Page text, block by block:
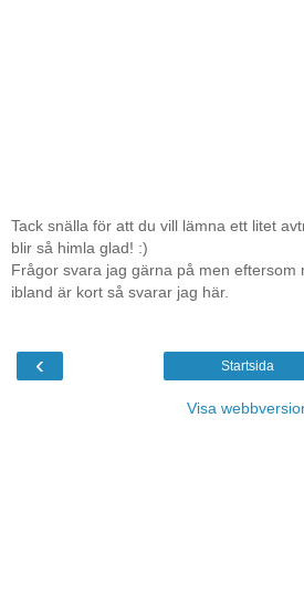
Tack snälla för att du vill lämna ett litet
blir så himla glad! :)
Frågor svara jag gärna på men eftersom
ibland är kort så svarar jag här.
‹ Startsida
Visa